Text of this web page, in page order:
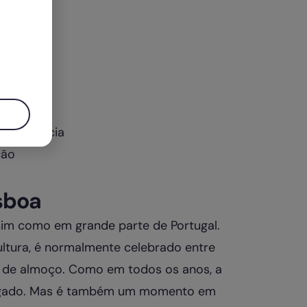
como em grande parte de Portugal.
é normalmente celebrado entre
almoço. Como em todos os anos, a
Mas é também um momento em